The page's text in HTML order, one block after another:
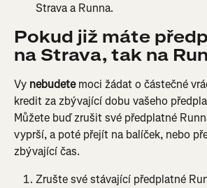
Strava a Runna.
Pokud již máte
na Strava, tak na
Vy nebudete moci žádat o částečné
kredit za zbývající dobu vašeho
Můžete buď zrušit své předplatné
vyprší, a poté přejít na balíček, nebo
zbývající čas.
Zrušte své stávající předplatné